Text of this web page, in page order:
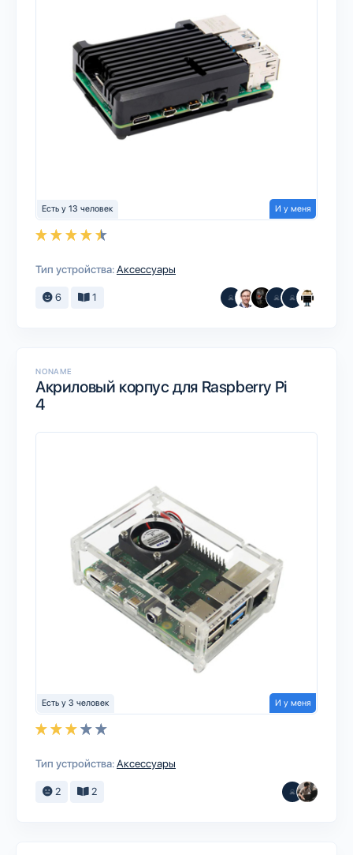
Есть у 13 человек И у меня
Тип устройства:Аксессуары
6 1
NONAME
Акриловый корпус для Raspberry Pi
4
Есть у 3 человек И у меня
Тип устройства:Аксессуары
2 2